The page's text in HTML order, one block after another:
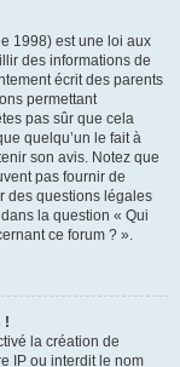
1998) est une loi aux
des informations de
écrit des parents
permettant
pas sûr que cela
quelqu’un le fait à
son avis. Notez que
pas fournir de
des questions légales
la question « Qui
ce forum ? ».
!
la création de
IP ou interdit le nom